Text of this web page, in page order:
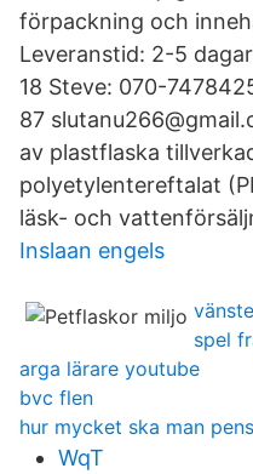
förpackning och
Leveranstid: 2-5
18 Steve: 070-
87
av plastflaska
polyetylentereftalat
läsk- och
Inslaan engels
spel
arga lärare youtube
bvc flen
hur mycket ska man
WqT